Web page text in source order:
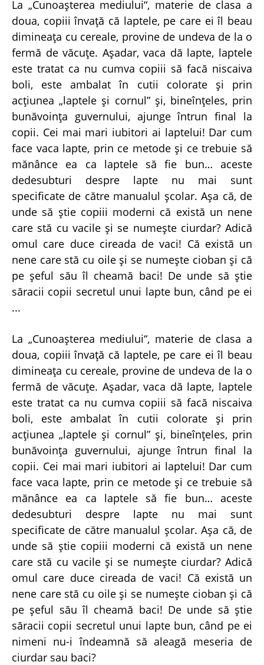
La „Cunoaşterea mediului“, materie de clasa a
doua, copiii învaţă că laptele, pe care ei îl beau
dimineaţa cu cereale, provine de undeva de la o
fermă de văcuţe. Aşadar, vaca dă lapte, laptele
este tratat ca nu cumva copiii să facă niscaiva
boli, este ambalat în cutii colorate şi prin
acţiunea „laptele şi cornul” şi, bineînţeles, prin
bunăvoinţa guvernului, ajunge întrun final la
copii. Cei mai mari iubitori ai laptelui! Dar cum
face vaca lapte, prin ce metode şi ce trebuie să
mănânce ea ca laptele să fie bun… aceste
dedesubturi despre lapte nu mai sunt
specificate de către manualul şcolar. Aşa că, de
unde să ştie copiii moderni că există un nene
care stă cu vacile şi se numeşte ciurdar? Adică
omul care duce cireada de vaci! Că există un
nene care stă cu oile şi se numeşte cioban şi că
pe şeful său îl cheamă baci! De unde să ştie
săracii copii secretul unui lapte bun, când pe ei
...
La „Cunoaşterea mediului“, materie de clasa a
doua, copiii învaţă că laptele, pe care ei îl beau
dimineaţa cu cereale, provine de undeva de la o
fermă de văcuţe. Aşadar, vaca dă lapte, laptele
este tratat ca nu cumva copiii să facă niscaiva
boli, este ambalat în cutii colorate şi prin
acţiunea „laptele şi cornul” şi, bineînţeles, prin
bunăvoinţa guvernului, ajunge întrun final la
copii. Cei mai mari iubitori ai laptelui! Dar cum
face vaca lapte, prin ce metode şi ce trebuie să
mănânce ea ca laptele să fie bun… aceste
dedesubturi despre lapte nu mai sunt
specificate de către manualul şcolar. Aşa că, de
unde să ştie copiii moderni că există un nene
care stă cu vacile şi se numeşte ciurdar? Adică
omul care duce cireada de vaci! Că există un
nene care stă cu oile şi se numeşte cioban şi că
pe şeful său îl cheamă baci! De unde să ştie
săracii copii secretul unui lapte bun, când pe ei
nimeni nu-i îndeamnă să aleagă meseria de
ciurdar sau baci?